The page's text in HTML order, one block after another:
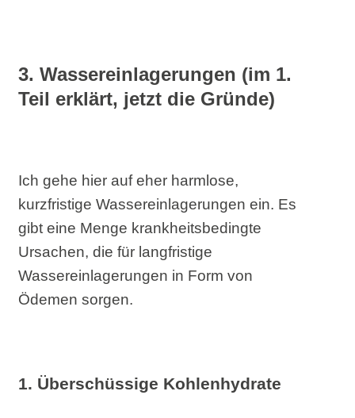
3. Wassereinlagerungen (im 1.
Teil erklärt, jetzt die Gründe)
Ich gehe hier auf eher harmlose,
kurzfristige Wassereinlagerungen ein. Es
gibt eine Menge krankheitsbedingte
Ursachen, die für langfristige
Wassereinlagerungen in Form von
Ödemen sorgen.
1. Überschüssige Kohlenhydrate